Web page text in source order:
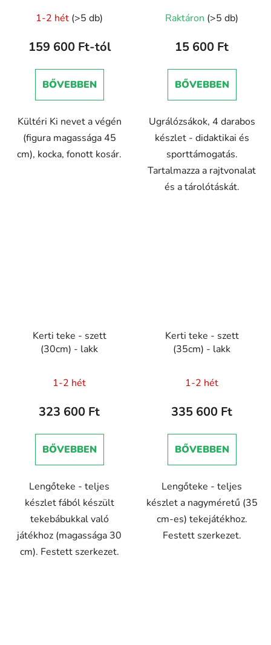
1-2 hét (>5 db)
159 600 Ft-tól
BŐVEBBEN
Kültéri Ki nevet a végén
(figura magassága 45
cm), kocka, fonott kosár.
Raktáron (>5 db)
15 600 Ft
BŐVEBBEN
Ugrálózsákok, 4 darabos
készlet - didaktikai és
sporttámogatás.
Tartalmazza a rajtvonalat
és a tárolótáskát.
Kerti teke - szett
(30cm) - lakk
1-2 hét
323 600 Ft
BŐVEBBEN
Lengőteke - teljes
készlet fából készült
tekebábukkal való
játékhoz (magassága 30
cm). Festett szerkezet.
Kerti teke - szett
(35cm) - lakk
1-2 hét
335 600 Ft
BŐVEBBEN
Lengőteke - teljes
készlet a nagyméretű (35
cm-es) tekejátékhoz.
Festett szerkezet.